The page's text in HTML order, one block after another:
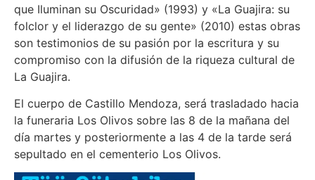
que Iluminan su Oscuridad» (1993) y «La Guajira: su
folclor y el liderazgo de su gente» (2010) estas obras
son testimonios de su pasión por la escritura y su
compromiso con la difusión de la riqueza cultural de
La Guajira.
El cuerpo de Castillo Mendoza, será trasladado hacia
la funeraria Los Olivos sobre las 8 de la mañana del
día martes y posteriormente a las 4 de la tarde será
sepultado en el cementerio Los Olivos.